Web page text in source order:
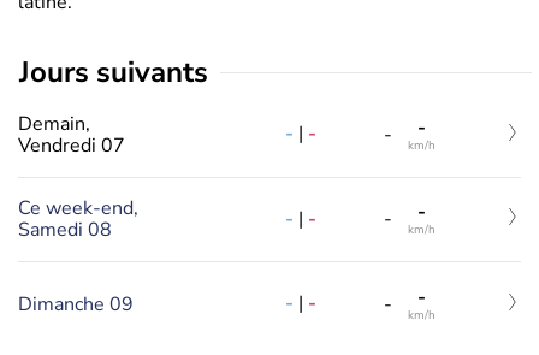
jours suivants
Demain,
Vendredi 07
- | - - -
km/h
Ce week-end,
Samedi 08
- | - - -
km/h
Dimanche 09 - | - - -
km/h